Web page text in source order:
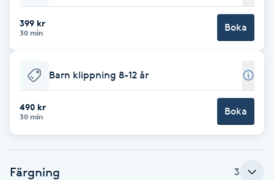
Bottenfärg
Brynfärgning
Brynplockning
C
399 kr
30 min Boka
Barn klippning 8-12 år
490 kr
30 min Boka
Färgning 3